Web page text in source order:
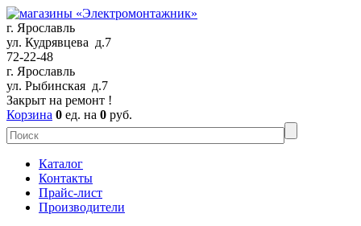
г. Ярославль
ул. Кудрявцева д.7
72-22-48
г. Ярославль
ул. Рыбинская д.7
Закрыт на ремонт !
Корзина 0 ед. на 0 руб.
Каталог
Контакты
Прайс-лист
Производители